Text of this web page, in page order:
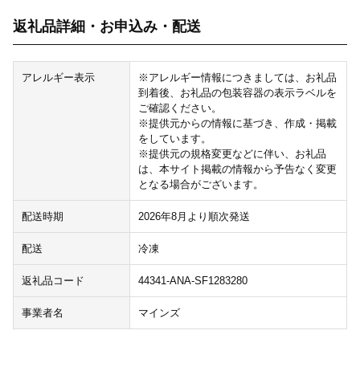
返礼品詳細・お申込み・配送
アレルギー表示
※アレルギー情報につきましては、お礼品
到着後、お礼品の包装容器の表示ラベルを
ご確認ください。
※提供元からの情報に基づき、作成・掲載
をしています。
※提供元の規格変更などに伴い、お礼品
は、本サイト掲載の情報から予告なく変更
となる場合がございます。
配送時期 2026年8月より順次発送
配送 冷凍
返礼品コード 44341-ANA-SF1283280
事業者名 マインズ